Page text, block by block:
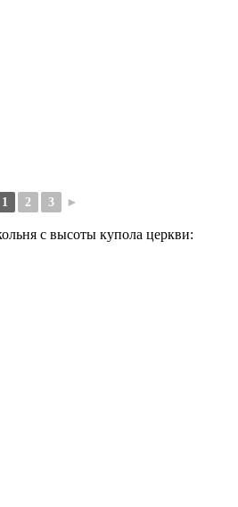
1 2 3 ►
с высоты купола церкви: